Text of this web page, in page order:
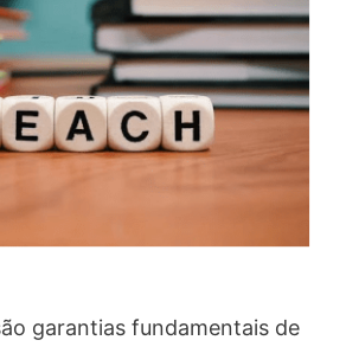
garantias fundamentais de